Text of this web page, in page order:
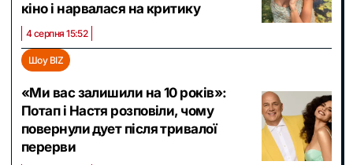
кіно і нарвалася на критику
4 серпня 15:52
Шоу BIZ
«Ми вас залишили на 10 років»:
Потап і Настя розповіли, чому
повернули дует після тривалої
перерви